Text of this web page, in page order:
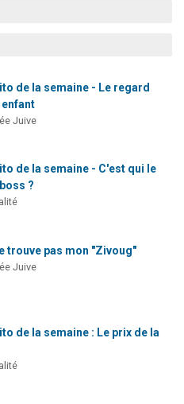
de faire un don pour Événements Torah-Box
pour étudier en groupe sur Zoom
de la semaine - Le regard
enfant
Juive
de la semaine - C'est qui le
?
trouve pas mon "Zivoug"
Juive
de la semaine : Le prix de la